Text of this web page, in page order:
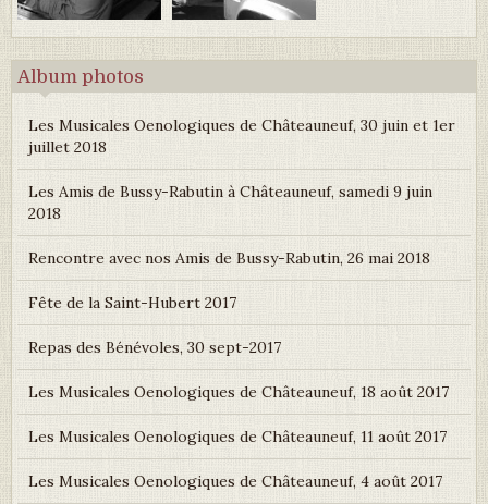
Album photos
Les Musicales Oenologiques de Châteauneuf, 30 juin et 1er
juillet 2018
Les Amis de Bussy-Rabutin à Châteauneuf, samedi 9 juin
2018
Rencontre avec nos Amis de Bussy-Rabutin, 26 mai 2018
Fête de la Saint-Hubert 2017
Repas des Bénévoles, 30 sept-2017
Les Musicales Oenologiques de Châteauneuf, 18 août 2017
Les Musicales Oenologiques de Châteauneuf, 11 août 2017
Les Musicales Oenologiques de Châteauneuf, 4 août 2017